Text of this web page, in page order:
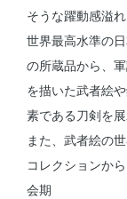
そうな躍動感溢
世界最高水準の
の所蔵品から、
を描いた武者絵
素である刀剣を展
また、武者絵の
コレクションか
会期